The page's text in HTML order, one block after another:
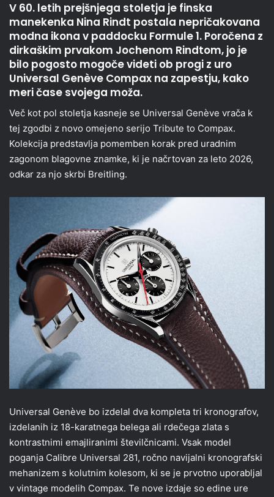
V 60. letih prejšnjega stoletja je finska
manekenka Nina Rindt postala nepričakovana
modna ikona v paddocku Formule 1. Poročena z
dirkaškim prvakom Jochenom Rindtom, jo je
bilo pogosto mogoče videti ob progi z uro
Universal Genève Compax na zapestju, kako
meri čase svojega moža.
Več kot pol stoletja kasneje se Universal Genève vrača k
tej zgodbi z novo omejeno serijo Tribute to Compax.
Kolekcija predstavlja pomemben korak pred uradnim
zagonom blagovne znamke, ki je načrtovan za leto 2026,
odkar za njo skrbi Breitling.
Universal Genève bo izdelal dva kompleta tri kronografov,
izdelanih iz 18-karatnega belega ali rdečega zlata s
kontrastnimi emajliranimi številčnicami. Vsak model
poganja Calibre Universal 281, ročno navijalni kronografski
mehanizem s kolutnim kolesom, ki se je prvotno uporabljal
v vintage modelih Compax. Te nove izdaje so edine ure